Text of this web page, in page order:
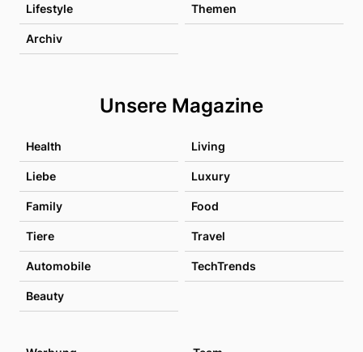
Lifestyle Themen
Archiv
Unsere Magazine
Health Living
Liebe Luxury
Family Food
Tiere Travel
Automobile TechTrends
Beauty